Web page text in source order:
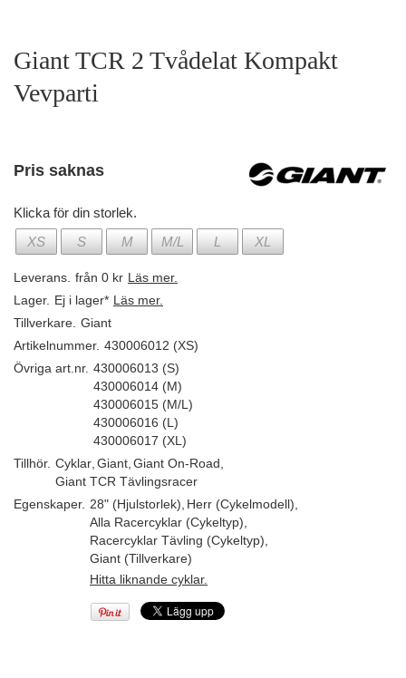
Giant TCR 2 Tvådelat Kompakt
Vevparti
Pris saknas
Klicka för din storlek.
XS
S M M/L L XL
Leverans. från 0 kr Läs mer.
Lager. Ej i lager* Läs mer.
Tillverkare. Giant
Artikelnummer. 430006012 (XS)
Övriga art.nr. 430006013 (S)
430006014 (M)
430006015 (M/L)
430006016 (L)
430006017 (XL)
Tillhör. Cyklar Giant Giant On-Road
Giant TCR Tävlingsracer
Egenskaper. 28" (Hjulstorlek) Herr (Cykelmodell)
Alla Racercyklar (Cykeltyp)
Racercyklar Tävling (Cykeltyp)
Giant (Tillverkare)
Hitta liknande cyklar.